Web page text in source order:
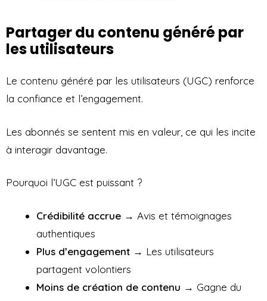
Partager du contenu généré par
les utilisateurs
Le contenu généré par les utilisateurs (UGC) renforce
la confiance et l’engagement.
Les abonnés se sentent mis en valeur, ce qui les incite
à interagir davantage.
Pourquoi l’UGC est puissant ?
Crédibilité accrue → Avis et témoignages
authentiques
Plus d’engagement → Les utilisateurs
partagent volontiers
Moins de création de contenu → Gagne du